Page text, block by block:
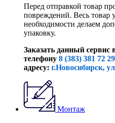
Перед отправкой товар
повреждений. Весь товар
необходимости делаем
упаковку.
Заказать данный
телефону 8 (383) 381 72 29
адресу: г.Новосибирск,
Монтаж